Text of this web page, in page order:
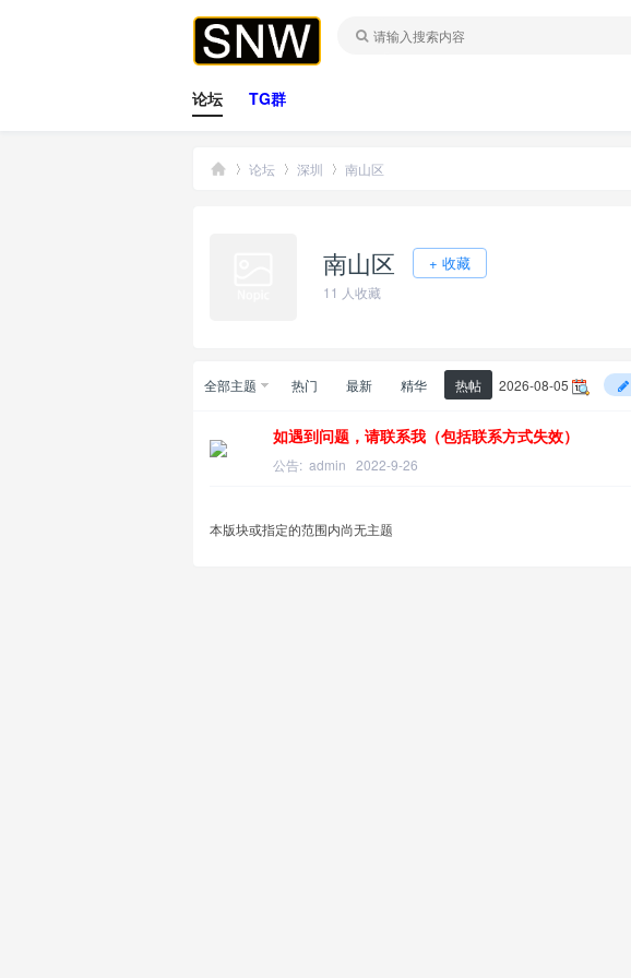
论坛 TG群
论坛 深圳
›
南山区
南山区 + 收藏
11 人收藏
全部主题 热门 最新 精华 热帖 2026-08-05
如遇到问题，请联系我（包括联系方式失效）
公告: admin 2022-9-26
本版块或指定的范围内尚无主题